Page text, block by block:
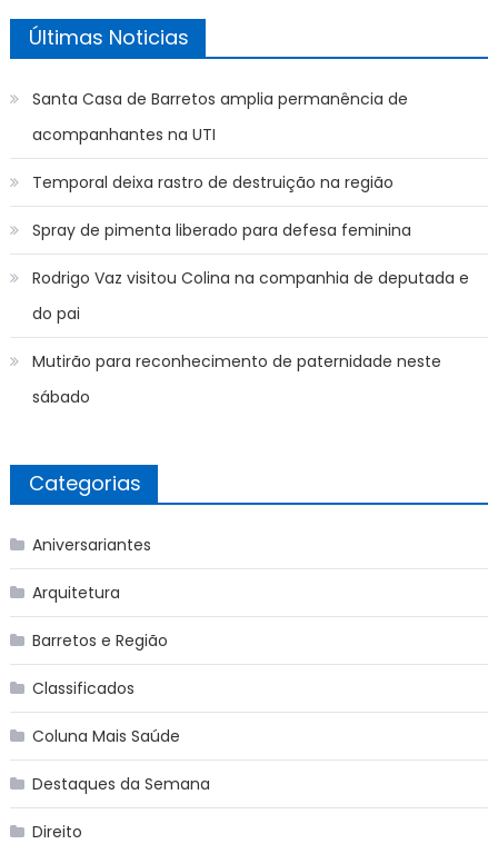
Últimas Noticias
Santa Casa de Barretos amplia permanência de
acompanhantes na UTI
Temporal deixa rastro de destruição na região
Spray de pimenta liberado para defesa feminina
Rodrigo Vaz visitou Colina na companhia de deputada e
do pai
Mutirão para reconhecimento de paternidade neste
sábado
Categorias
Aniversariantes
Arquitetura
Barretos e Região
Classificados
Coluna Mais Saúde
Destaques da Semana
Direito